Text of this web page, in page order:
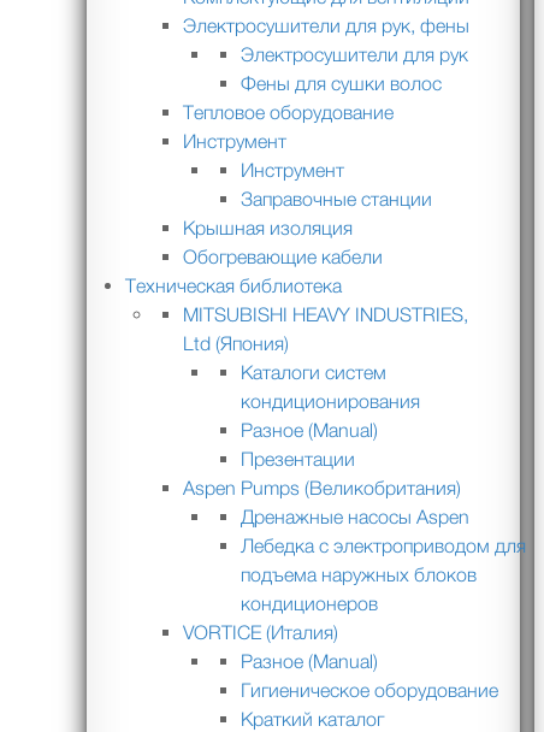
Электросушители для рук, фены
Электросушители для рук
Фены для сушки волос
Тепловое оборудование
Инструмент
Инструмент
Заправочные станции
Крышная изоляция
Обогревающие кабели
Техническая библиотека
MITSUBISHI HEAVY INDUSTRIES,
Ltd (Япония)
Каталоги систем
кондиционирования
Разное (Manual)
Презентации
Aspen Pumps (Великобритания)
Дренажные насосы Aspen
Лебедка с электроприводом для
подъема наружных блоков
кондиционеров
VORTICE (Италия)
Разное (Manual)
Гигиеническое оборудование
Краткий каталог